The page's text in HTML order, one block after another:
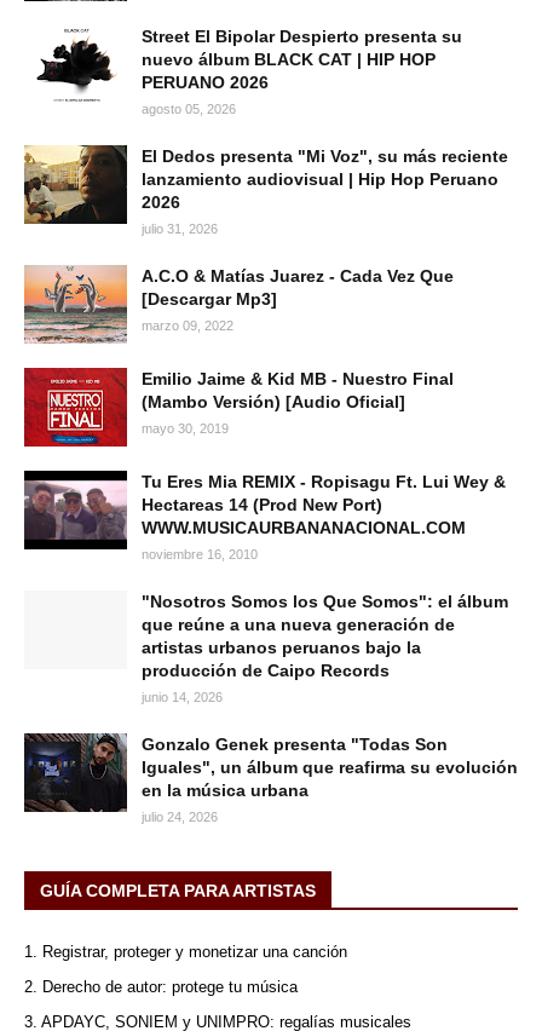
Street El Bipolar Despierto presenta su
nuevo álbum BLACK CAT | HIP HOP
PERUANO 2026
agosto 05, 2026
El Dedos presenta "Mi Voz", su más reciente
lanzamiento audiovisual | Hip Hop Peruano
2026
julio 31, 2026
A.C.O & Matías Juarez - Cada Vez Que
[Descargar Mp3]
marzo 09, 2022
Emilio Jaime & Kid MB - Nuestro Final
(Mambo Versión) [Audio Oficial]
mayo 30, 2019
Tu Eres Mia REMIX - Ropisagu Ft. Lui Wey &
Hectareas 14 (Prod New Port)
WWW.MUSICAURBANANACIONAL.COM
noviembre 16, 2010
"Nosotros Somos los Que Somos": el álbum
que reúne a una nueva generación de
artistas urbanos peruanos bajo la
producción de Caipo Records
junio 14, 2026
Gonzalo Genek presenta "Todas Son
Iguales", un álbum que reafirma su evolución
en la música urbana
julio 24, 2026
GUÍA COMPLETA PARA ARTISTAS
1. Registrar, proteger y monetizar una canción
2. Derecho de autor: protege tu música
3. APDAYC, SONIEM y UNIMPRO: regalías musicales